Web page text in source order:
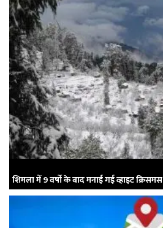
शिमला में 9 वर्षो के बाद मनाई गई व्हाइट क्रिसमस